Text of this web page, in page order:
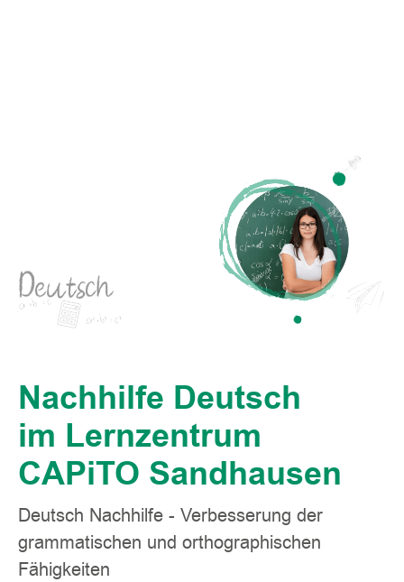
Deutsch
Nachhilfe Deutsch
im Lernzentrum
CAPiTO Sandhausen
Deutsch Nachhilfe - Verbesserung der
grammatischen und orthographischen
Fähigkeiten